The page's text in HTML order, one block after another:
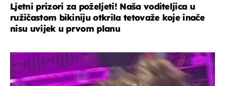
Ljetni prizori za poželjeti! Naša voditeljica u
ružičastom bikiniju otkrila tetovaže koje inače
nisu uvijek u prvom planu